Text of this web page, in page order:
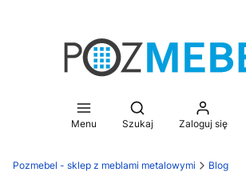
Menu
Otwórz wyszukiwarkę
Szukaj Zaloguj się
Pozmebel - sklep z meblami metalowymi Blog